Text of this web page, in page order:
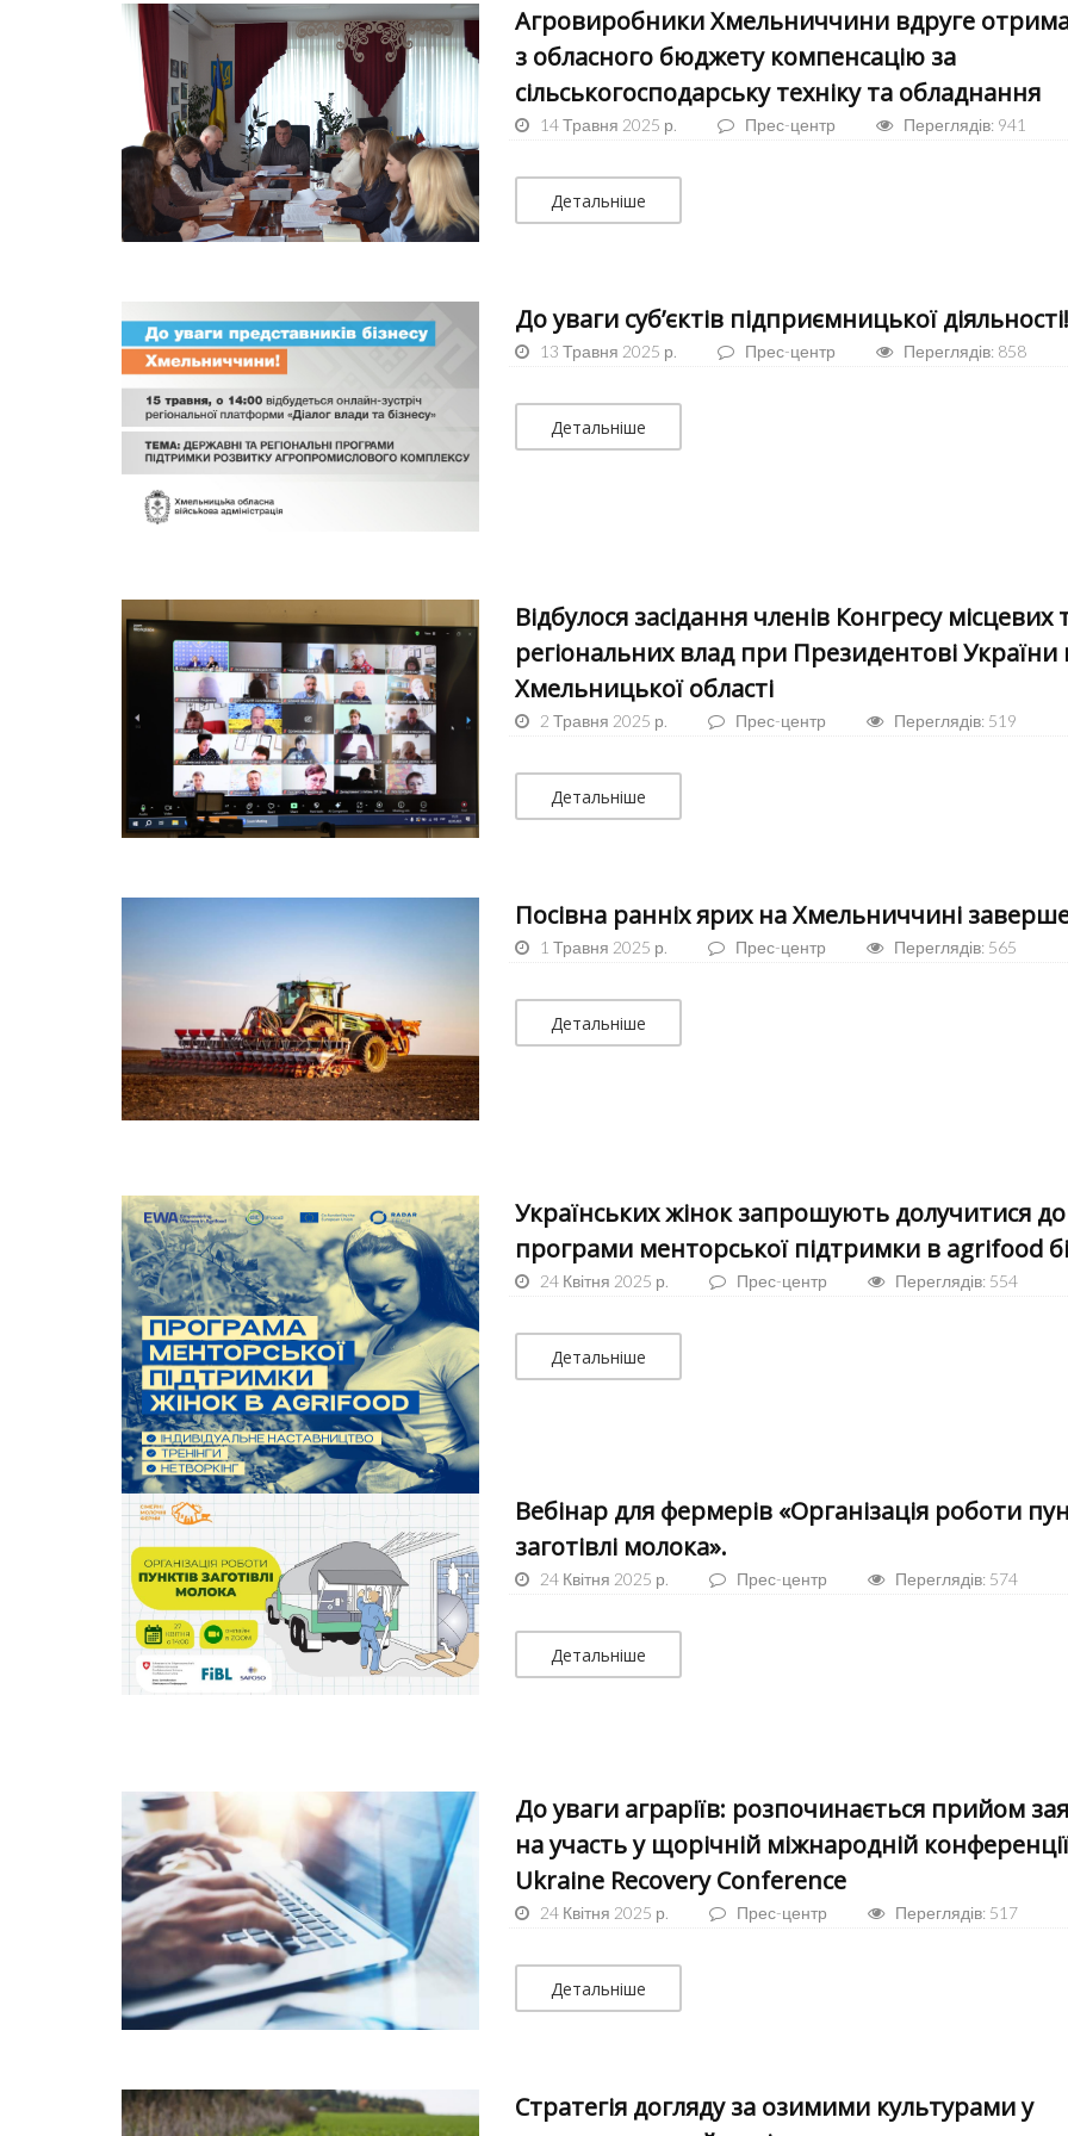
Агровиробники Хмельниччини вдруге
з обласного бюджету компенсацію за
сільськогосподарську техніку та обладнання
14 Травня 2025 р. Прес-центр Переглядів: 941
Детальніше
До уваги суб’єктів підприємницької діяльності!
13 Травня 2025 р. Прес-центр Переглядів: 858
Детальніше
Відбулося засідання членів Конгресу місцевих
регіональних влад при Президентові України
Хмельницької області
2 Травня 2025 р. Прес-центр Переглядів: 519
Детальніше
Посівна ранніх ярих на Хмельниччині
1 Травня 2025 р. Прес-центр Переглядів: 565
Детальніше
Українських жінок запрошують долучитися до
програми менторської підтримки в agrifood
24 Квітня 2025 р. Прес-центр Переглядів: 554
Детальніше
Вебінар для фермерів «Організація роботи
заготівлі молока».
24 Квітня 2025 р. Прес-центр Переглядів: 574
Детальніше
До уваги аграріїв: розпочинається прийом
на участь у щорічній міжнародній конференції
Ukraine Recovery Conference
24 Квітня 2025 р. Прес-центр Переглядів: 517
Детальніше
Стратегія догляду за озимими культурами у